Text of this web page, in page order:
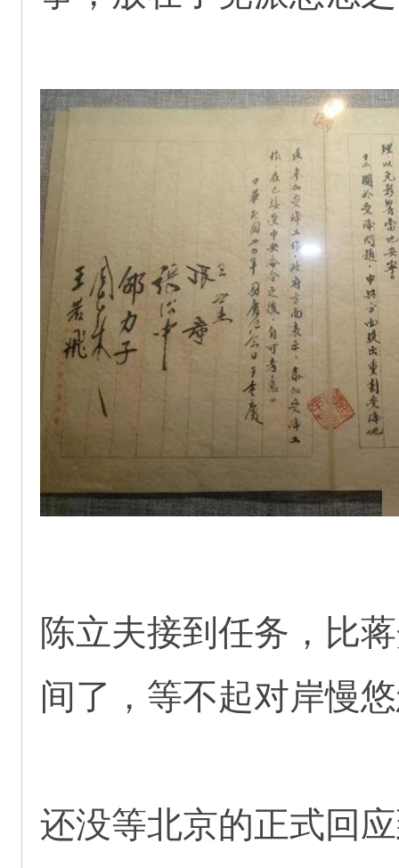
陈立夫接到任务，比
间了，等不起对岸慢
还没等北京的正式回